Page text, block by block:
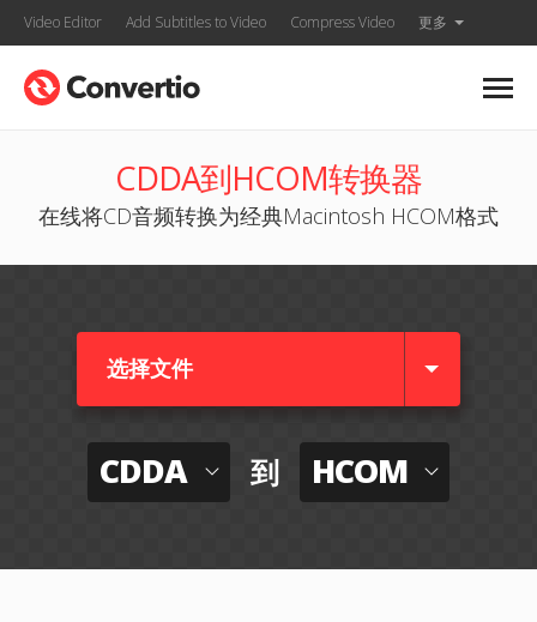
Video Editor Add Subtitles to Video Compress Video 更多
CDDA到HCOM转换器
在线将CD音频转换为经典Macintosh HCOM格式
选择文件
CDDA 到 HCOM